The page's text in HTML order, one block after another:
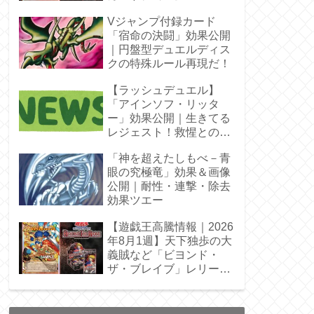
Vジャンプ付録カード
「宿命の決闘」効果公開
｜円盤型デュエルディス
クの特殊ルール再現だ！
【ラッシュデュエル】
「アインソフ・リッタ
ー」効果公開｜生きてる
レジェスト！救惺との相
「神を超えたしもべ－青
眼の究極竜」効果＆画像
公開｜耐性・連撃・除去
効果ツエー
【遊戯王高騰情報｜2026
年8月1週】天下独歩の大
義賊など「ビヨンド・
ザ・ブレイブ」レリーフ